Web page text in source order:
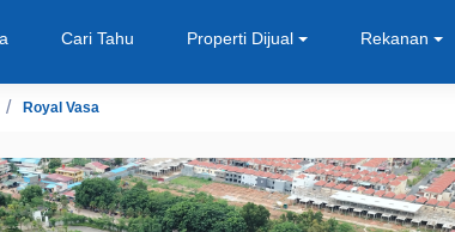
Cari Tahu Properti Dijual Rekanan
Royal Vasa